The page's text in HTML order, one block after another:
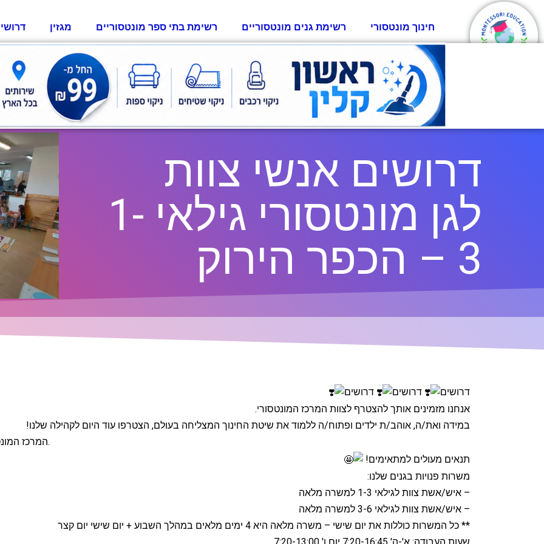
חינוך מונטסורי רשימת גנים מונטסוריים רשימת בתי ספר מונטסוריים מגזין
דרושים אנשי צוות
לגן מונטסורי גילאי 1-
3 – הכפר הירוק
דרושים דרושים
דרושים
אנחנו מזמינים אותך להצטרף לצוות המרכז המונטסורי.
במידה ואת/ה, אוהב/ת ילדים ופתוח/ה ללמוד את שיטת החינוך המצליחה בעולם, הצטרפו עוד היום לקהילה שלנו!
המרכז המונטסורי שלנו ממוקם בכפר הירוק – רמת השרון.
תנאים מעולים למתאימים!
משרות פנויות בגנים שלנו:
– איש/אשת צוות לגילאי 1-3 למשרה מלאה
– איש/אשת צוות לגילאי 3-6 למשרה מלאה
** כל המשרות כוללות את יום שישי – משרה מלאה היא 4 ימים מלאים במהלך השבוע + יום שישי יום קצר